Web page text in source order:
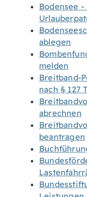
Bodensee
ablegen
melden
Breitband-
nach § 127
abrechnen
beantragen